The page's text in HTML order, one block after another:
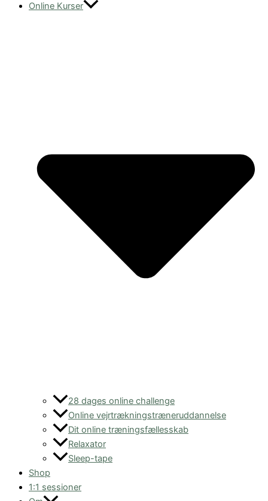
Online Kurser
28 dages online challenge
Online vejrtrækningstræneruddannelse
Dit online træningsfællesskab
Relaxator
Sleep-tape
Shop
1:1 sessioner